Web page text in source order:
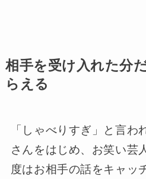
相手を受け入れた分
らえる
「しゃべりすぎ」と言わ
さんをはじめ、お笑い芸
度はお相手の話をキャッ